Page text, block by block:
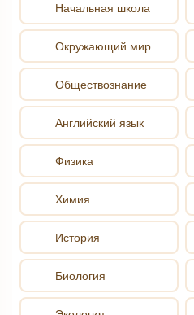
Начальная школа
Окружающий мир
Обществознание
Английский язык
Физика
Химия
История
Биология